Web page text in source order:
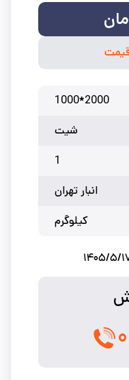
2000*1000
شیت
1
انبار تهران
کیلوگرم
۵/۱۷